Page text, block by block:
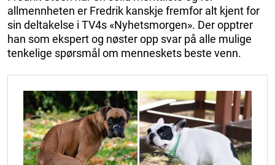
allmennheten er Fredrik kanskje fremfor alt kjent for
sin deltakelse i TV4s «Nyhetsmorgen». Der opptrer
han som ekspert og nøster opp svar på alle mulige
tenkelige spørsmål om menneskets beste venn.